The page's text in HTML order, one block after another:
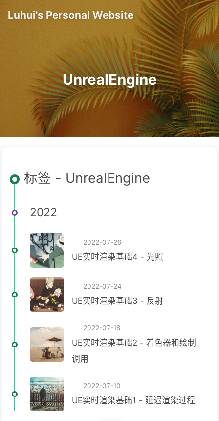
Luhui's Personal Website
UnrealEngine
标签 - UnrealEngine
2022
2022-07-26
UE实时渲染基础4 - 光照
2022-07-24
UE实时渲染基础3 - 反射
2022-07-18
UE实时渲染基础2 - 着色器和绘制
调用
2022-07-10
UE实时渲染基础1 - 延迟渲染过程